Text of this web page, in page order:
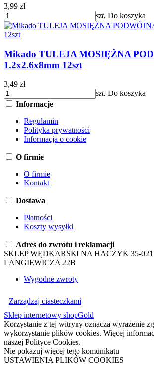
3,99 zł
szt. Do koszyka
Mikado TULEJA MOSIĘŻNA
1.2x2.6x8mm 12szt
3,49 zł
szt. Do koszyka
Informacje
Regulamin
Polityka prywatności
Informacja o cookie
O firmie
O firmie
Kontakt
Dostawa
Płatności
Koszty wysyłki
Adres do zwrotu i reklamacji
SKLEP WĘDKARSKI NA HACZYK 35-
LANGIEWICZA 22B
Wygodne zwroty
Zarządzaj ciasteczkami
Sklep internetowy shopGold
Korzystanie z tej witryny oznacza wyrażenie
wykorzystanie plików cookies. Więcej
naszej Polityce Cookies.
Nie pokazuj więcej tego komunikatu
USTAWIENIA PLIKÓW COOKIES